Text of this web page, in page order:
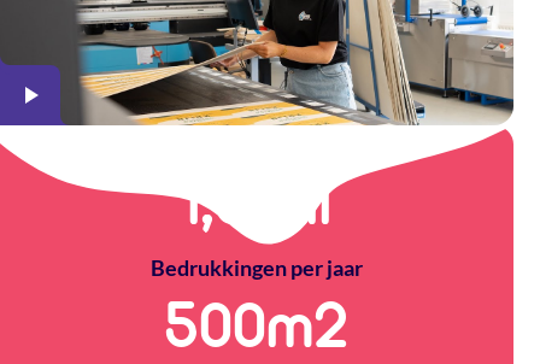
1,5 Mil
Bedrukkingen per jaar
500m2